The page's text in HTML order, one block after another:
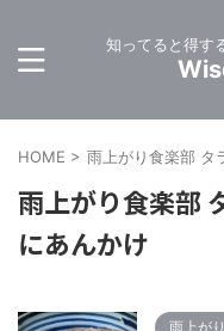
知ってると得す
HOME > 雨上がり食楽部 タ
雨上がり食楽部
にあんかけ
雨上が